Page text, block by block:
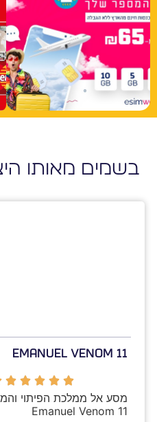
בשמים מאותו
Emanuel Venom 11
Emanuel Venom 11